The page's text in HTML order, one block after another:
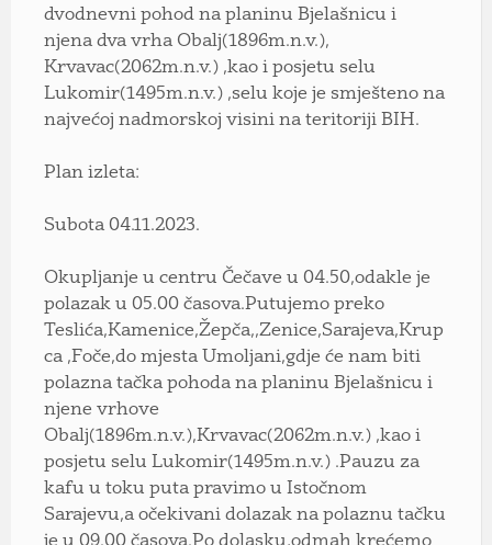
dvodnevni pohod na planinu Bjelašnicu i
njena dva vrha Obalj(1896m.n.v.),
Krvavac(2062m.n.v.) ,kao i posjetu selu
Lukomir(1495m.n.v.) ,selu koje je smješteno na
najvećoj nadmorskoj visini na teritoriji BIH.
Plan izleta:
Subota 04.11.2023.
Okupljanje u centru Čečave u 04.50,odakle je
polazak u 05.00 časova.Putujemo preko
Teslića,Kamenice,Žepča,,Zenice,Sarajeva,Krup
ca ,Foče,do mjesta Umoljani,gdje će nam biti
polazna tačka pohoda na planinu Bjelašnicu i
njene vrhove
Obalj(1896m.n.v.),Krvavac(2062m.n.v.) ,kao i
posjetu selu Lukomir(1495m.n.v.) .Pauzu za
kafu u toku puta pravimo u Istočnom
Sarajevu,a očekivani dolazak na polaznu tačku
je u 09.00 časova.Po dolasku,odmah krećemo